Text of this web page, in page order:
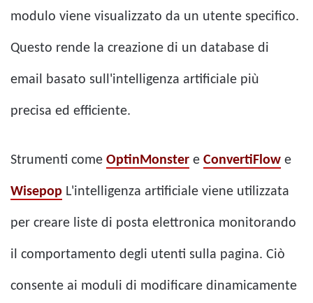
modulo viene visualizzato da un utente specifico.
Questo rende la creazione di un database di
email basato sull'intelligenza artificiale più
precisa ed efficiente.
Strumenti come OptinMonster e ConvertiFlow e
Wisepop L'intelligenza artificiale viene utilizzata
per creare liste di posta elettronica monitorando
il comportamento degli utenti sulla pagina. Ciò
consente ai moduli di modificare dinamicamente